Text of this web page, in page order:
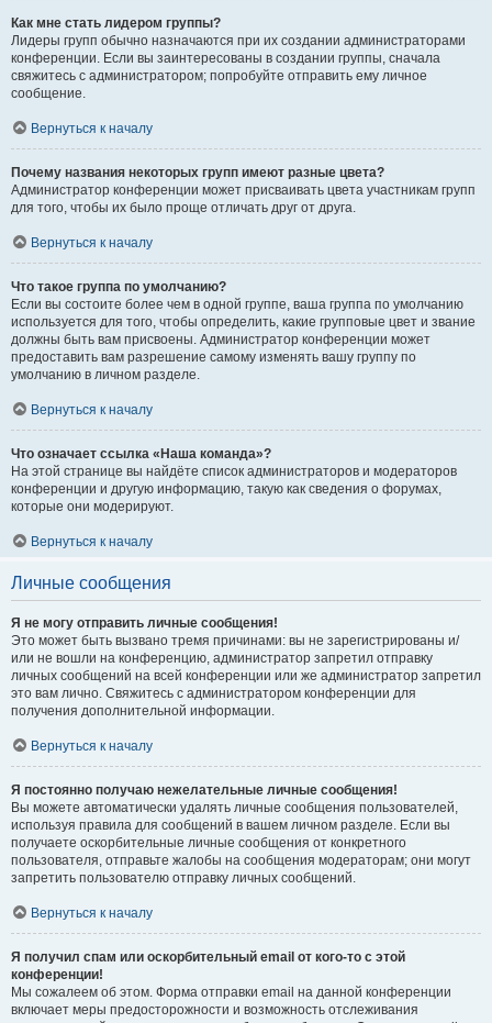
Как мне стать лидером группы?
Лидеры групп обычно назначаются при их создании администраторами
конференции. Если вы заинтересованы в создании группы, сначала
свяжитесь с администратором; попробуйте отправить ему личное
сообщение.
Вернуться к началу
Почему названия некоторых групп имеют разные цвета?
Администратор конференции может присваивать цвета участникам групп
для того, чтобы их было проще отличать друг от друга.
Вернуться к началу
Что такое группа по умолчанию?
Если вы состоите более чем в одной группе, ваша группа по умолчанию
используется для того, чтобы определить, какие групповые цвет и звание
должны быть вам присвоены. Администратор конференции может
предоставить вам разрешение самому изменять вашу группу по
умолчанию в личном разделе.
Вернуться к началу
Что означает ссылка «Наша команда»?
На этой странице вы найдёте список администраторов и модераторов
конференции и другую информацию, такую как сведения о форумах,
которые они модерируют.
Вернуться к началу
Личные сообщения
Я не могу отправить личные сообщения!
Это может быть вызвано тремя причинами: вы не зарегистрированы и/
или не вошли на конференцию, администратор запретил отправку
личных сообщений на всей конференции или же администратор запретил
это вам лично. Свяжитесь с администратором конференции для
получения дополнительной информации.
Вернуться к началу
Я постоянно получаю нежелательные личные сообщения!
Вы можете автоматически удалять личные сообщения пользователей,
используя правила для сообщений в вашем личном разделе. Если вы
получаете оскорбительные личные сообщения от конкретного
пользователя, отправьте жалобы на сообщения модераторам; они могут
запретить пользователю отправку личных сообщений.
Вернуться к началу
Я получил спам или оскорбительный email от кого-то с этой
конференции!
Мы сожалеем об этом. Форма отправки email на данной конференции
включает меры предосторожности и возможность отслеживания